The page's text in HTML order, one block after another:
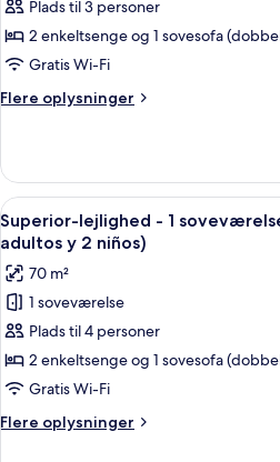
(2
adultos)
lejlighed
-
1
soveværelse
-
til
pool
(2
adultos
y
niño)
Plads til 3 personer
2 enkeltsenge og 1 sovesofa
Gratis Wi-Fi
Flere oplysninger
Flere
lejlighed
1
soveværelse
udsigt
til
pool
(2
adultos
niño)
Indlæs
alle
billeder
af
Superior-
lejlighed
-
1
soveværelse
-
Et
13
Superior-lejlighed - 1
adultos y 2 niños)
70 m²
1 soveværelse
Plads til 4 personer
2 enkeltsenge og 1 sovesofa
Gratis Wi-Fi
Flere oplysninger
Flere